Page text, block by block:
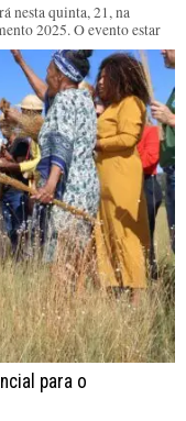
nesta quinta, 21, na
2025. O evento estar
para o